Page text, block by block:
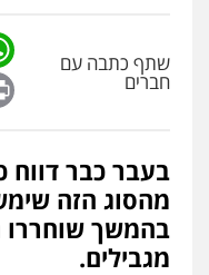
עדי
גיא
פלילי
שתף כתבה עם
חברים
בעבר כבר דווח
מהסוג הזה
בהמשך שוחררו
מגבילים.